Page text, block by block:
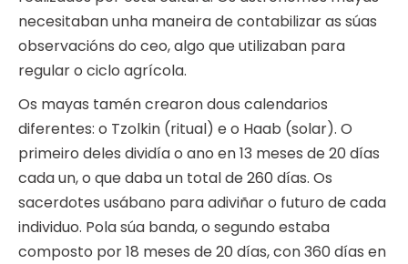
necesitaban unha maneira de contabilizar as súas
observacións do ceo, algo que utilizaban para
regular o ciclo agrícola.
Os mayas tamén crearon dous calendarios
diferentes: o Tzolkin (ritual) e o Haab (solar). O
primeiro deles dividía o ano en 13 meses de 20 días
cada un, o que daba un total de 260 días. Os
sacerdotes usábano para adiviñar o futuro de cada
individuo. Pola súa banda, o segundo estaba
composto por 18 meses de 20 días, con 360 días en